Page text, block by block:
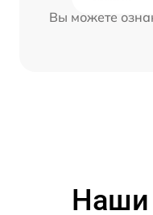
Вы можете
Наши